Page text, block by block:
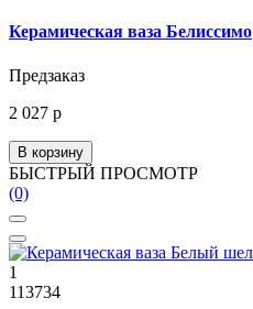
Керамическая ваза Белиссимо
Предзаказ
2 027 р
В корзину
БЫСТРЫЙ ПРОСМОТР
(0)
1
113734